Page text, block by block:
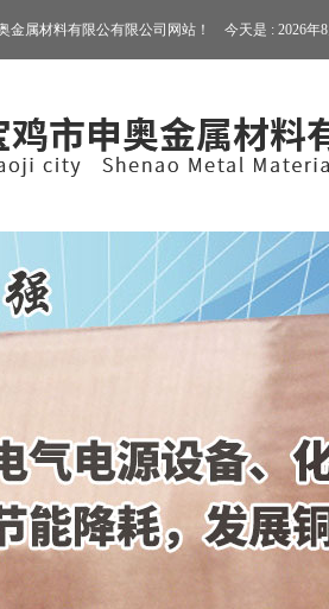
金属材料有限公有限公司网站！ 今天是 : 2026年